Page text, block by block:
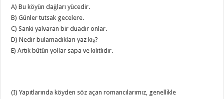
A) Bu köyün dağları yücedir.
B) Günler tutsak gecelere.
C) Sanki yalvaran bir duadır onlar.
D) Nedir bulamadıkları yaz kış?
E) Artık bütün yollar sapa ve kilitlidir.
(I) Yapıtlarında köyden söz açan romancılarımız, genellikle